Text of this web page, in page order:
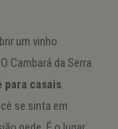
um vinho
Cambará da Serra
para casais
se sinta em